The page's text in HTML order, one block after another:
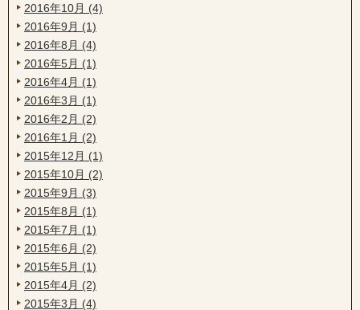
2016年10月 (4)
2016年9月 (1)
2016年8月 (4)
2016年5月 (1)
2016年4月 (1)
2016年3月 (1)
2016年2月 (2)
2016年1月 (2)
2015年12月 (1)
2015年10月 (2)
2015年9月 (3)
2015年8月 (1)
2015年7月 (1)
2015年6月 (2)
2015年5月 (1)
2015年4月 (2)
2015年3月 (4)